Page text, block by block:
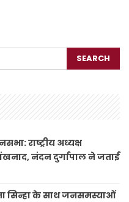
राष्ट्रीय अध्यक्ष
नंदन दुर्गापाल ने जताई
सिन्हा के साथ जनसमस्याओं